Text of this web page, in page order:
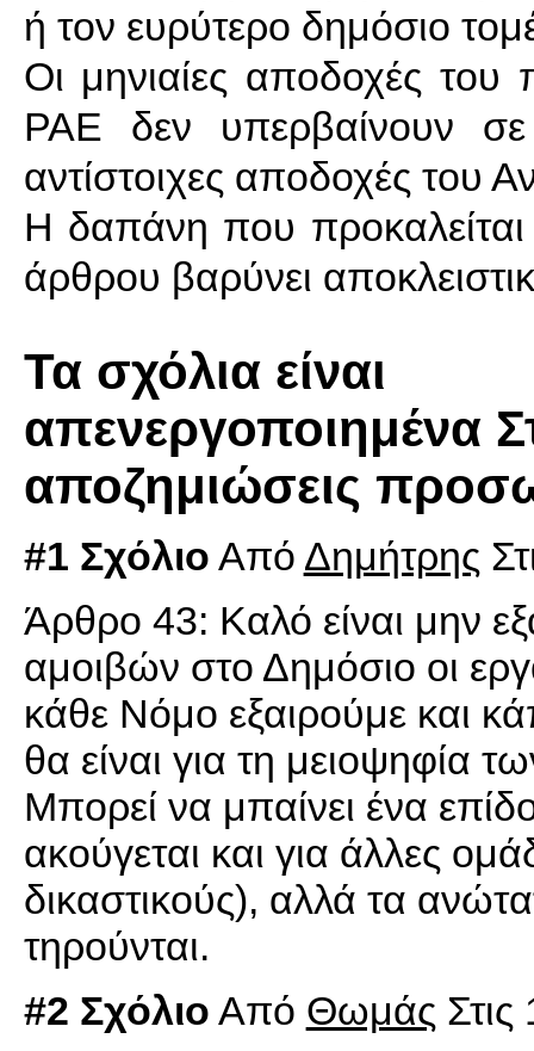
ή τον ευρύτερο δημόσιο
Οι μηνιαίες αποδοχές
ΡΑΕ δεν υπερβαίνουν σε
αντίστοιχες αποδοχές του
Η δαπάνη που
άρθρου βαρύνει
Τα σχόλια είναι
απενεργοποιημένα
αποζημιώσεις
#1 Σχόλιο Από Δημήτρης
Άρθρο 43: Καλό είναι μην
αμοιβών στο Δημόσιο οι
κάθε Νόμο εξαιρούμε και
θα είναι για τη μειοψηφία
Μπορεί να μπαίνει ένα
ακούγεται και για άλλες
δικαστικούς), αλλά τα
τηρούνται.
#2 Σχόλιο Από Θωμάς